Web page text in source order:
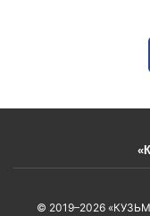
© 2019–2026